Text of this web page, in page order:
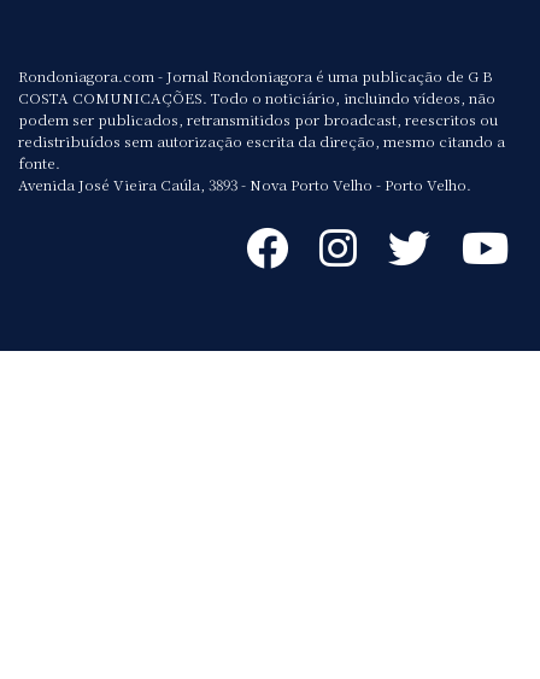
Rondoniagora.com - Jornal Rondoniagora é uma publicação de G B
COSTA COMUNICAÇÕES. Todo o noticiário, incluindo vídeos, não
podem ser publicados, retransmitidos por broadcast, reescritos ou
redistribuídos sem autorização escrita da direção, mesmo citando a
fonte.
Avenida José Vieira Caúla, 3893 - Nova Porto Velho - Porto Velho.